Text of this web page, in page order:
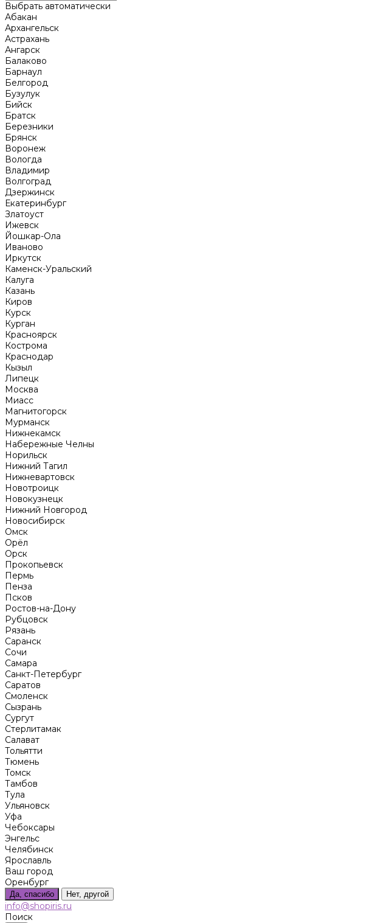
Выбрать автоматически
Абакан
Архангельск
Астрахань
Ангарск
Балаково
Барнаул
Белгород
Бузулук
Бийск
Братск
Березники
Брянск
Воронеж
Вологда
Владимир
Волгоград
Дзержинск
Екатеринбург
Златоуст
Ижевск
Йошкар-Ола
Иваново
Иркутск
Каменск-Уральский
Калуга
Казань
Киров
Курск
Курган
Красноярск
Кострома
Краснодар
Кызыл
Липецк
Москва
Миасс
Магнитогорск
Мурманск
Нижнекамск
Набережные Челны
Норильск
Нижний Тагил
Нижневартовск
Новотроицк
Новокузнецк
Нижний Новгород
Новосибирск
Омск
Орёл
Орск
Прокопьевск
Пермь
Пенза
Псков
Ростов-на-Дону
Рубцовск
Рязань
Саранск
Сочи
Самара
Санкт-Петербург
Саратов
Смоленск
Сызрань
Сургут
Стерлитамак
Салават
Тольятти
Тюмень
Томск
Тамбов
Тула
Ульяновск
Уфа
Чебоксары
Энгельс
Челябинск
Ярославль
Ваш город
Оренбург
Да, спасибо Нет, другой
info@shopiris.ru
Поиск